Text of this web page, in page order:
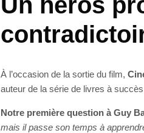
À l’occasion de la sortie du film,
auteur de la série de livres à
Notre première question à Guy
mais il passe son temps à